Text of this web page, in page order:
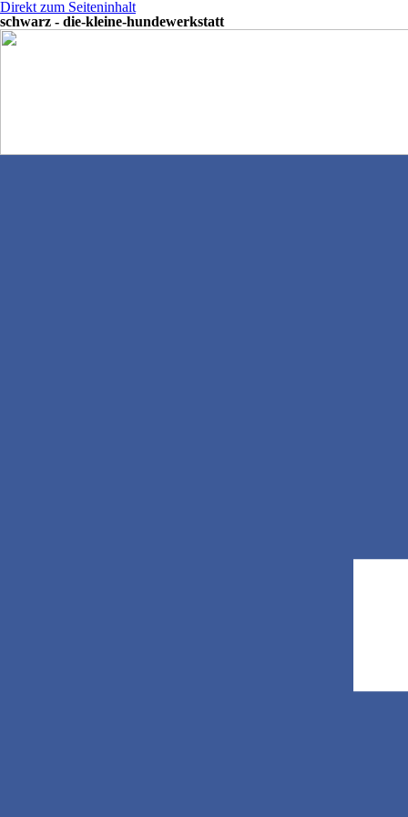
Direkt zum Seiteninhalt
schwarz - die-kleine-hundewerkstatt